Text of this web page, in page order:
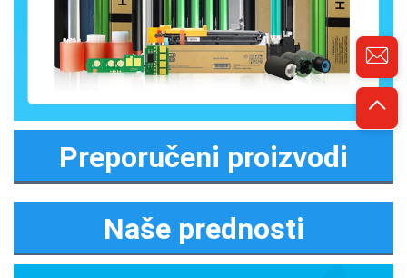
Preporučeni proizvodi
Naše prednosti